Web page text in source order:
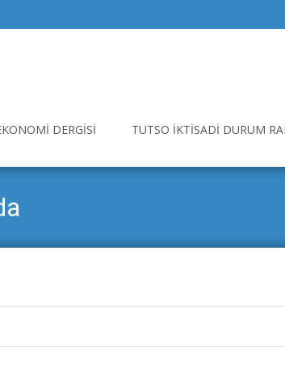
DERGISI TUTSO İKTISADI DURUM